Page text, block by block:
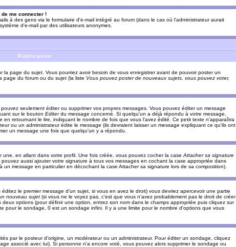
me connecter !
à des gens via le formulaire d'e-mail intégré au forum (dans le cas où l'administrateur aurait
d'e-mail par des utilisateurs anonymes.
Publication
page du sujet. Vous pourriez avoir besoin de vous enregistrer avant de pouvoir poster un
page du forum ou du sujet (la liste Vous pouvez poster de nouveaux sujets, vous pouvez voter,
seulement éditer ou supprimer vos propres messages. Vous pouvez éditer un message
sur le bouton Editerdu message concerné. Si quelqu'un a déjà répondu à votre message,
retournant le lire, indiquant le nombre de fois que vous l'avez édité. Ce petit texte n'apparaîtra
ou un administrateur édite le message (ils devraient laisser un message expliquant ce qu'ils ont
un message une fois que quelqu'un y a répondu.
en allant dans votre profil. Une fois créée, vous pouvez cocher la case Attacher sa signature
aussi ajouter votre signature à tous vos messages en cochant la case appropriée dans
message en particulier en décochant la case Attacher sa signature lors de sa composition).
le premier message d'un sujet, si vous en avez le droit) vous devriez apercevoir une partie
nouveau sujet (si vous ne le voyez pas, c'est que vous n'avez probablement pas le droit de créer
options (pour définir une option, entrez son nom dans le champs appropriée puis cliquez sur
pour le sondage, 0 est un sondage infini. Il y a une limite pour le nombre d'options que vous
par le posteur d'origine, un modérateur ou un administrateur. Pour éditer un sondage, cliquez
associé avec lui). Si personne n'a encore voté, vous pouvez alors supprimer le sondage ou